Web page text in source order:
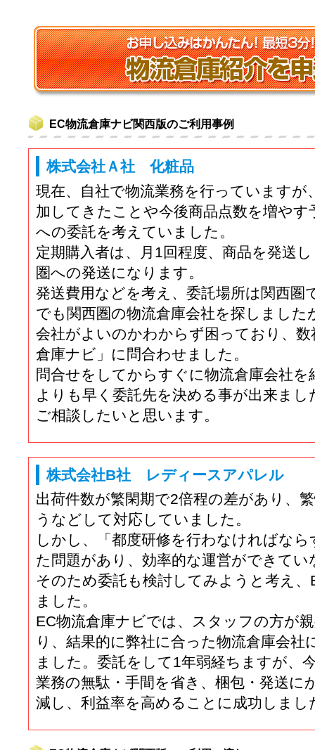
EC物流倉庫ナビ関西版のご利用事例
株式会社Ａ社 化粧品
現在、自社で物流業務を行っていますが
加してきたことや今後商品点数を増やす
への委託を考えていました。
定期購入者は、月1回程度、商品を発送
圏への発送になります。
発送費用などを考え、委託場所は関西圏
でも関西圏の物流倉庫会社を探しまし
会社がよいのかわからず困っており、
倉庫ナビ」に問合わせました。
問合せをしてからすぐに物流倉庫会社
よりも早く委託先を決める事が出来ま
ご相談したいと思います。
株式会社B社 レディースアパレル
出荷件数が繁閑期で2倍程の差があり、
うなどして対応していました。
しかし、「都度研修を行わなければな
た問題があり、効率的な運営ができてい
そのため委託も検討してみようと考え
ました。
EC物流倉庫ナビでは、スタッフの方が
り、結果的に弊社に合った物流倉庫会社
ました。委託をして1年弱経ちますが、
業務の無駄・手間を省き、梱包・発送に
減し、利益率を高めることに成功しまし